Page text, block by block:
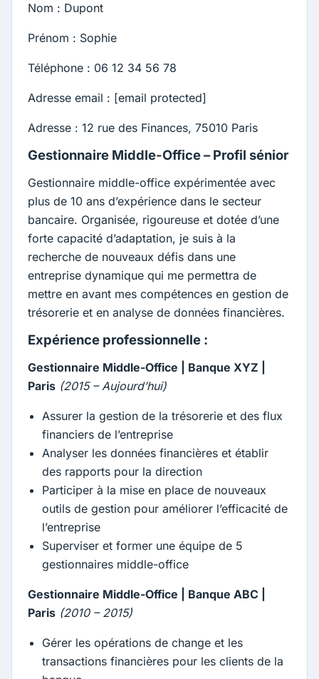
Nom : Dupont
Prénom : Sophie
Téléphone : 06 12 34 56 78
Adresse email : [email protected]
Adresse : 12 rue des Finances, 75010 Paris
Gestionnaire Middle-Office – Profil sénior
Gestionnaire middle-office expérimentée avec
plus de 10 ans d’expérience dans le secteur
bancaire. Organisée, rigoureuse et dotée d’une
forte capacité d’adaptation, je suis à la
recherche de nouveaux défis dans une
entreprise dynamique qui me permettra de
mettre en avant mes compétences en gestion de
trésorerie et en analyse de données financières.
Expérience professionnelle :
Gestionnaire Middle-Office | Banque XYZ |
Paris (2015 – Aujourd’hui)
Assurer la gestion de la trésorerie et des flux
financiers de l’entreprise
Analyser les données financières et établir
des rapports pour la direction
Participer à la mise en place de nouveaux
outils de gestion pour améliorer l’efficacité de
l’entreprise
Superviser et former une équipe de 5
gestionnaires middle-office
Gestionnaire Middle-Office | Banque ABC |
Paris (2010 – 2015)
Gérer les opérations de change et les
transactions financières pour les clients de la